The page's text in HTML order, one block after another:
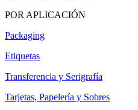
POR APLICACIÓN
Packaging
Etiquetas
Transferencia y Serigrafía
Tarjetas, Papelería y Sobres